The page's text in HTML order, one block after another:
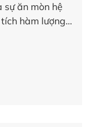
sự ăn mòn hệ
hàm lượng